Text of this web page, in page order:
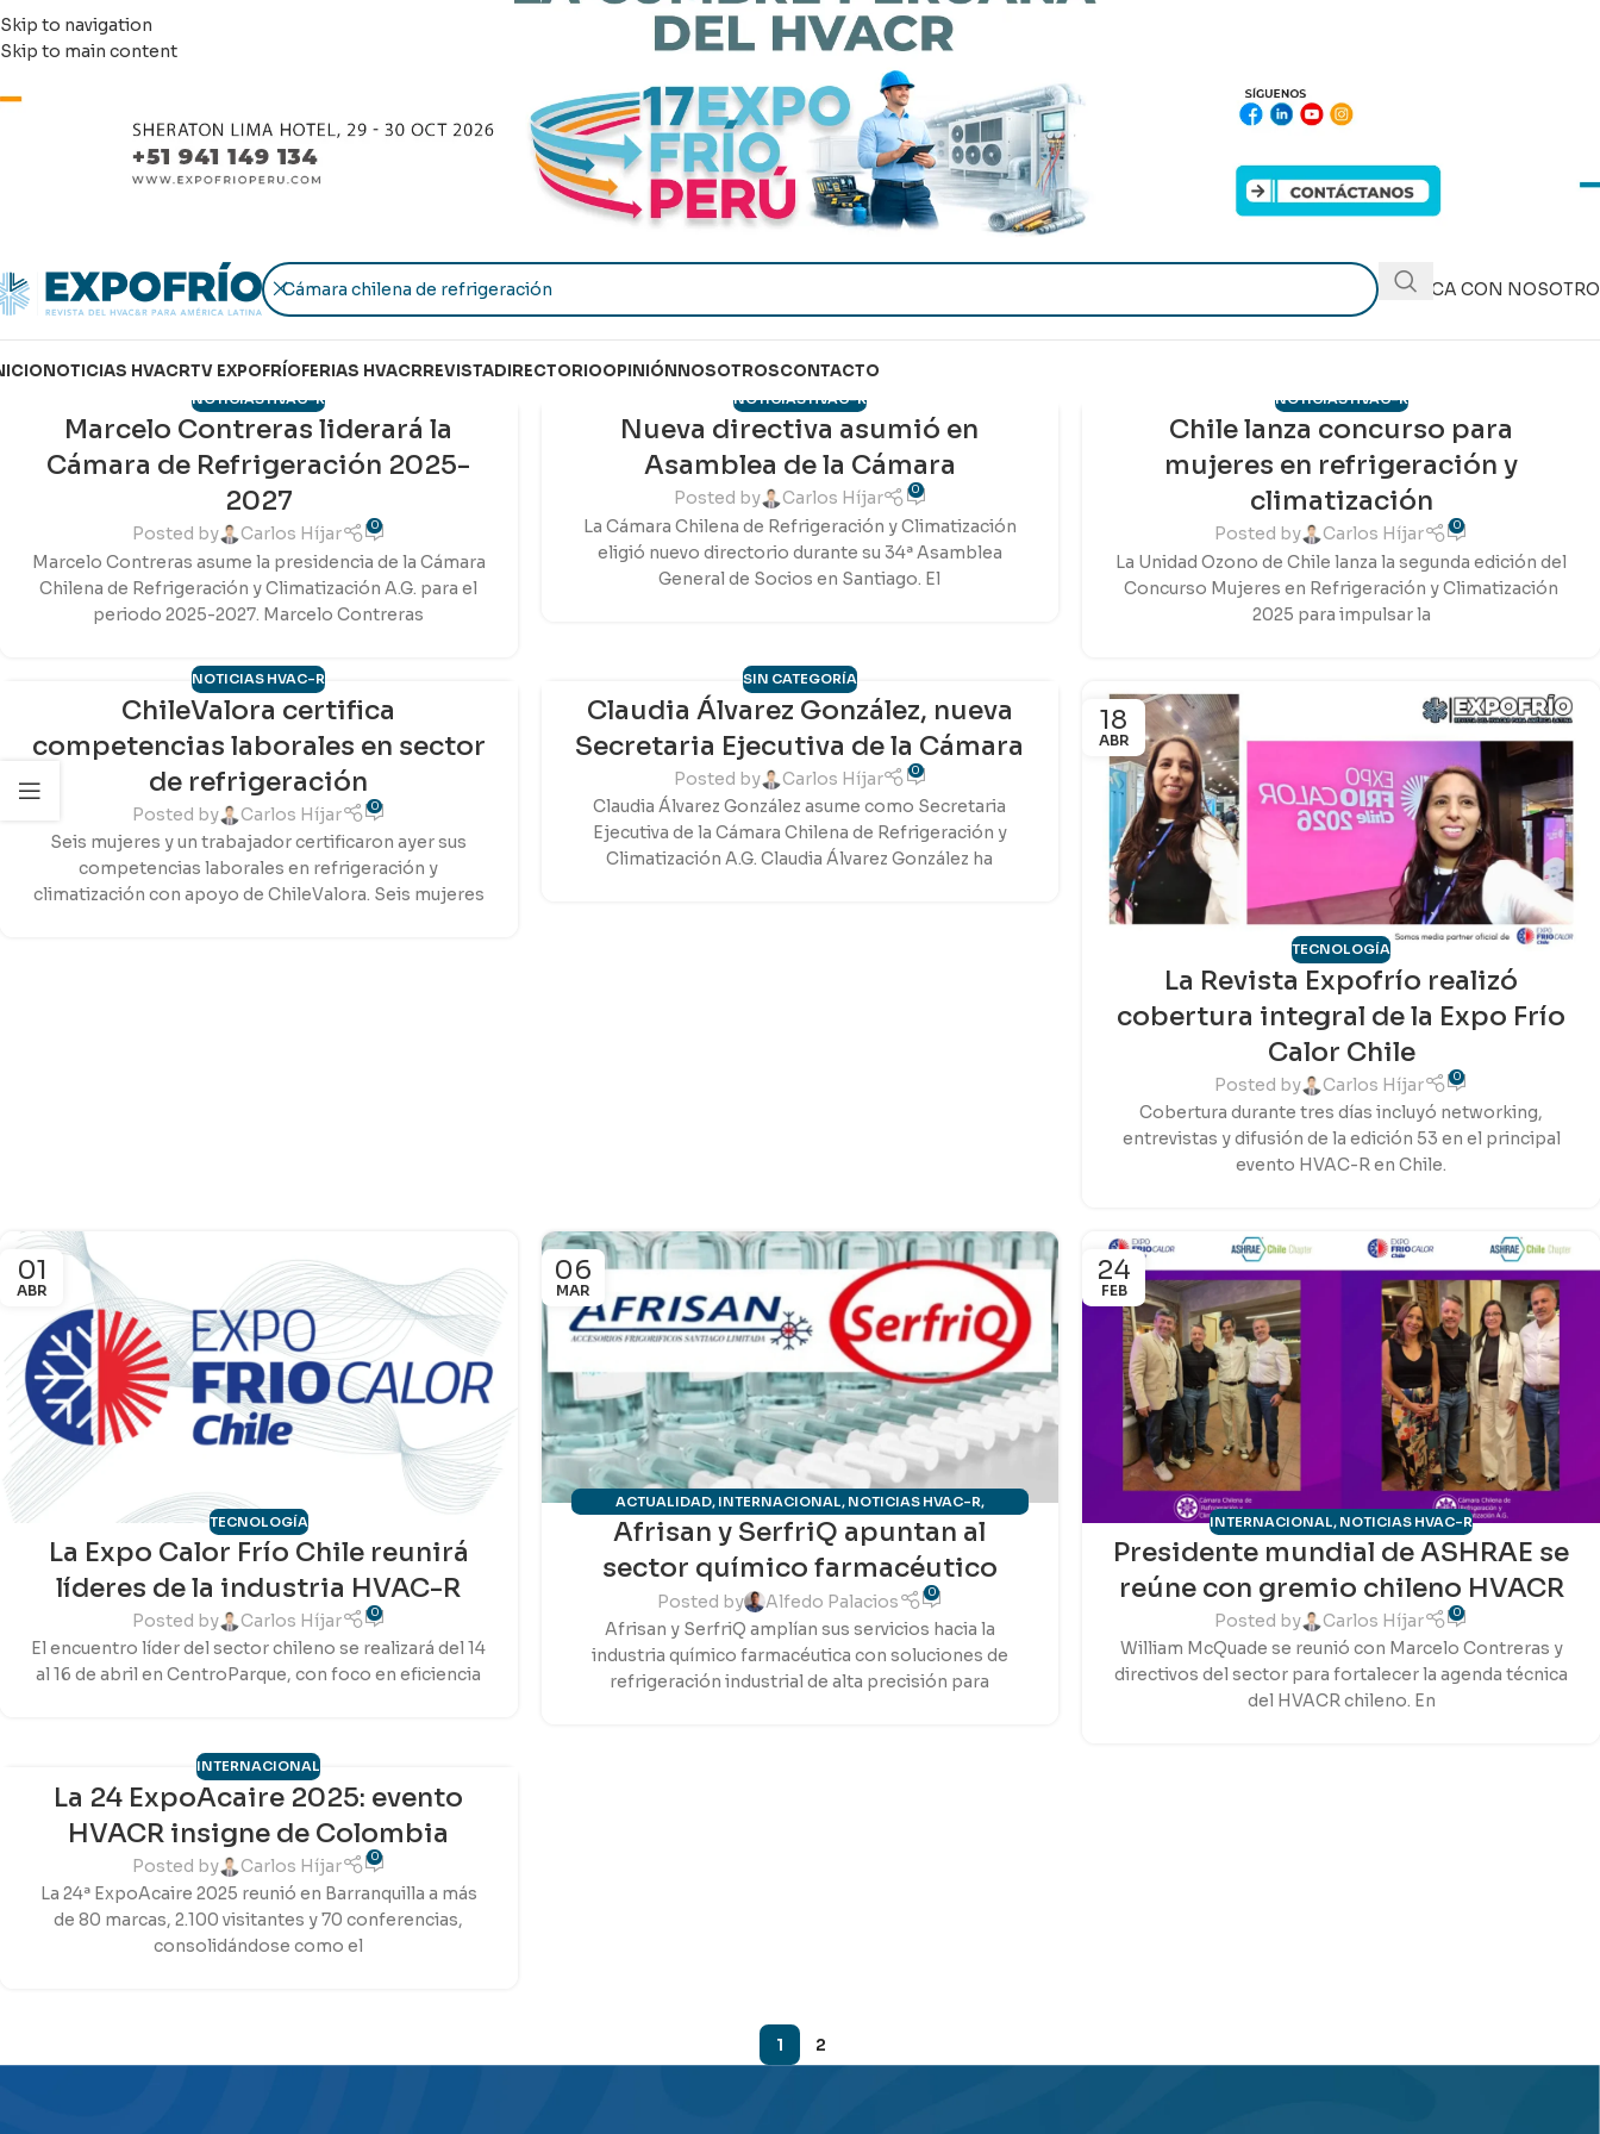
Skip to navigation
Skip to main content
PUBLICA CON
NOTICIAS HVACRTV EXPOFRÍOFERIAS HVACRREVISTADIRECTORIOOPINIÓNNOSOTROSCONTACTO
NOTICIAS HVAC-R
Marcelo Contreras liderará la
Cámara de Refrigeración 2025-
2027
Posted by Carlos Híjar 0
Marcelo Contreras asume la presidencia de la Cámara
Chilena de Refrigeración y Climatización A.G. para el
periodo 2025-2027. Marcelo Contreras
NOTICIAS HVAC-R
Nueva directiva asumió en
Asamblea de la Cámara
Posted by Carlos Híjar 0
La Cámara Chilena de Refrigeración y Climatización
eligió nuevo directorio durante su 34ª Asamblea
General de Socios en Santiago. El
NOTICIAS HVAC-R
Chile lanza concurso para
mujeres en refrigeración y
climatización
Posted by Carlos Híjar 0
La Unidad Ozono de Chile lanza la segunda edición del
Concurso Mujeres en Refrigeración y Climatización
2025 para impulsar la
MAR
NOTICIAS HVAC-R
ChileValora certifica
competencias laborales en sector
de refrigeración
Posted by Carlos Híjar 0
Seis mujeres y un trabajador certificaron ayer sus
competencias laborales en refrigeración y
climatización con apoyo de ChileValora. Seis mujeres
06
FEB
SIN CATEGORÍA
Claudia Álvarez González, nueva
Secretaria Ejecutiva de la Cámara
Posted by Carlos Híjar 0
Claudia Álvarez González asume como Secretaria
Ejecutiva de la Cámara Chilena de Refrigeración y
Climatización A.G. Claudia Álvarez González ha
18
ABR
TECNOLOGÍA
La Revista Expofrío realizó
cobertura integral de la Expo Frío
Calor Chile
Posted by Carlos Híjar 0
Cobertura durante tres días incluyó networking,
entrevistas y difusión de la edición 53 en el principal
evento HVAC-R en Chile.
01
ABR
TECNOLOGÍA
La Expo Calor Frío Chile reunirá
líderes de la industria HVAC-R
Posted by Carlos Híjar 0
El encuentro líder del sector chileno se realizará del 14
al 16 de abril en CentroParque, con foco en eficiencia
06
MAR
ACTUALIDAD, INTERNACIONAL, NOTICIAS HVAC-R,
REFRIGERACIÓN INDUSTRIAL
Afrisan y SerfriQ apuntan al
sector químico farmacéutico
Posted by Alfedo Palacios 0
Afrisan y SerfriQ amplían sus servicios hacia la
industria químico farmacéutica con soluciones de
refrigeración industrial de alta precisión para
24
FEB
INTERNACIONAL, NOTICIAS HVAC-R
Presidente mundial de ASHRAE se
reúne con gremio chileno HVACR
Posted by Carlos Híjar 0
William McQuade se reunió con Marcelo Contreras y
directivos del sector para fortalecer la agenda técnica
del HVACR chileno. En
INTERNACIONAL
La 24 ExpoAcaire 2025: evento
HVACR insigne de Colombia
Posted by Carlos Híjar 0
La 24ª ExpoAcaire 2025 reunió en Barranquilla a más
de 80 marcas, 2.100 visitantes y 70 conferencias,
consolidándose como el
1 2